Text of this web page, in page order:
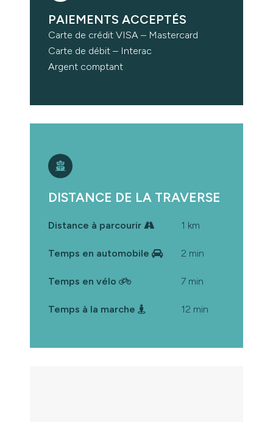
PAIEMENTS ACCEPTÉS
Carte de crédit VISA – Mastercard
Carte de débit – Interac
Argent comptant
DISTANCE DE LA TRAVERSE
Distance à parcourir 1 km
Temps en automobile 2 min
Temps en vélo 7 min
Temps à la marche 12 min